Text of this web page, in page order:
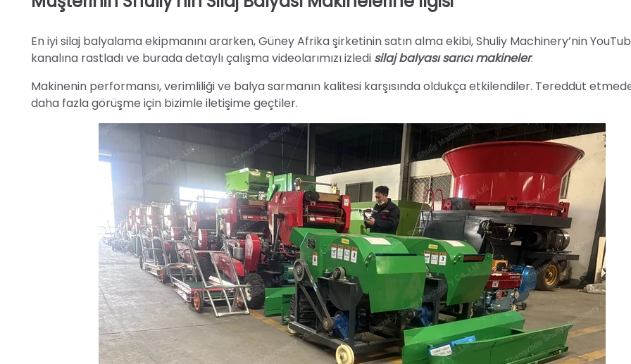
En iyi silaj balyalama ekipmanını ararken, Güney Afrika şirketinin satın alma ekibi, Shuliy Machinery’nin
kanalına rastladı ve burada detaylı çalışma videolarımızı izledi silaj balyası sarıcı makineler.
Makinenin performansı, verimliliği ve balya sarmanın kalitesi karşısında oldukça etkilendiler. Tereddüt
daha fazla görüşme için bizimle iletişime geçtiler.